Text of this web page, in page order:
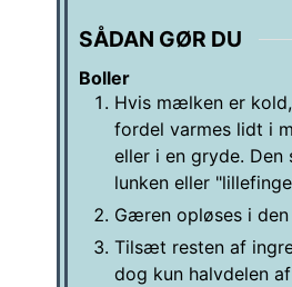
SÅDAN GØR DU
Boller
Hvis mælken er
fordel varmes lidt i
eller i en gryde.
lunken eller
Gæren opløses i
Tilsæt resten af
dog kun halvdelen